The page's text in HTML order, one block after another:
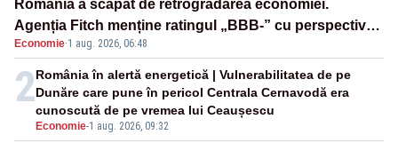
România a scăpat de retrogradarea economiei.
Agenția Fitch menține ratingul „BBB-” cu perspectivă
negativă
Economie·1 aug. 2026, 06:48
2
Economie-1 aug. 2026, 09:32
România în alertă energetică | Vulnerabilitatea de pe
Dunăre care pune în pericol Centrala Cernavodă era
cunoscută de pe vremea lui Ceaușescu